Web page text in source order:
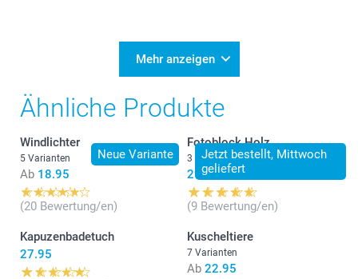
Mehr anzeigen
Ähnliche Produkte
Neue Variante
Windlichter
5 Varianten
Ab 18.95
(20 Bewertung/en)
Jetzt bestellt, Mittwoch
geliefert
Fotoblock Holz
3 Varianten
29.95
(9 Bewertung/en)
Kapuzenbadetuch
27.95
Kuscheltiere
7 Varianten
Ab 22.95